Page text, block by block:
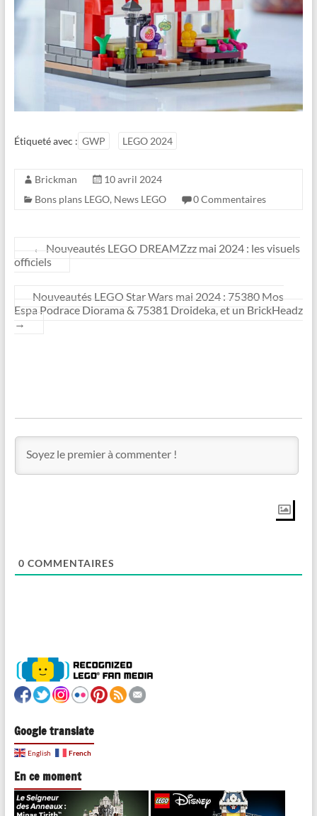
Étiqueté avec : GWP LEGO 2024
Brickman
10 avril 2024
Bons plans LEGO, News LEGO 0 Commentaires
←
Nouveautés LEGO DREAMZzz mai 2024 : les visuels
officiels
Nouveautés LEGO Star Wars mai 2024 : 75380 Mos
Espa Podrace Diorama & 75381 Droideka, et un BrickHeadz
→
0 COMMENTAIRES
Google translate
English French
En ce moment